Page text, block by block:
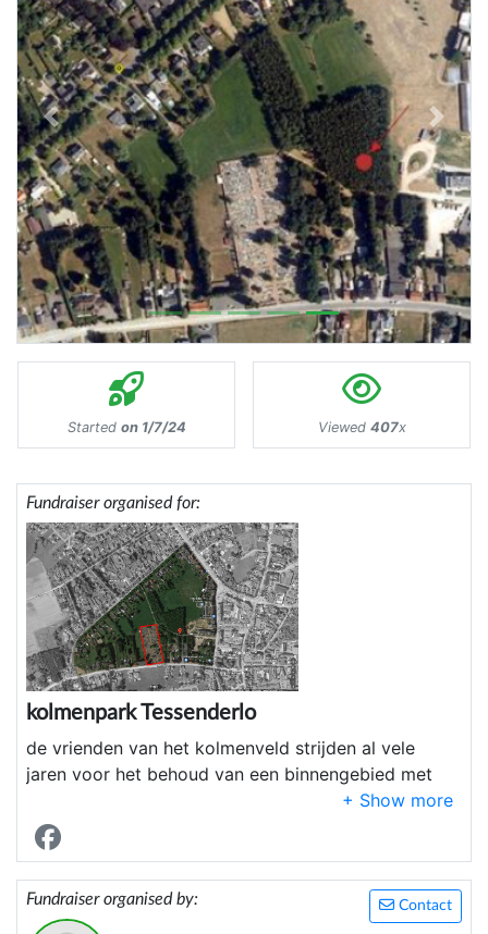
Previous Next
Started on 1/7/24 Viewed 407x
Fundraiser organised for:
kolmenpark Tessenderlo
de vrienden van het kolmenveld strijden al vele
jaren voor het behoud van een binnengebied met
weiden en bos. Gemeente wil dit totaal volbouwen
en alle groen laten verdwijnen
Contact
Fundraiser organised by: